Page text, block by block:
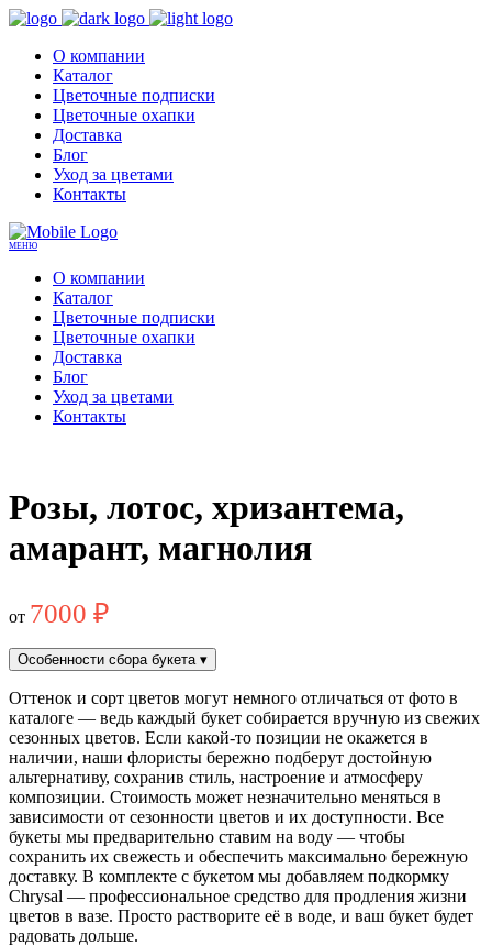
О компании
Каталог
Цветочные подписки
Цветочные охапки
Доставка
Блог
Уход за цветами
Контакты
МЕНЮ
О компании
Каталог
Цветочные подписки
Цветочные охапки
Доставка
Блог
Уход за цветами
Контакты
Розы, лотос, хризантема,
амарант, магнолия
от 7000 ₽
Особенности сбора букета ▾
Оттенок и сорт цветов могут немного отличаться от фото в
каталоге — ведь каждый букет собирается вручную из свежих
сезонных цветов. Если какой-то позиции не окажется в
наличии, наши флористы бережно подберут достойную
альтернативу, сохранив стиль, настроение и атмосферу
композиции. Стоимость может незначительно меняться в
зависимости от сезонности цветов и их доступности. Все
букеты мы предварительно ставим на воду — чтобы
сохранить их свежесть и обеспечить максимально бережную
доставку. В комплекте с букетом мы добавляем подкормку
Chrysal — профессиональное средство для продления жизни
цветов в вазе. Просто растворите её в воде, и ваш букет будет
радовать дольше.